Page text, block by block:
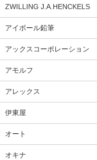
ZWILLING J.A.HENCKELS
アイボール鉛筆
アックスコーポレーション
アモルフ
アレックス
伊東屋
オート
オキナ